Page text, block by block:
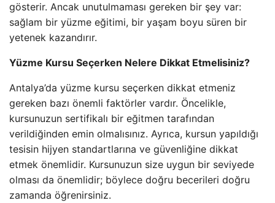
gösterir. Ancak unutulmaması gereken bir şey var:
sağlam bir yüzme eğitimi, bir yaşam boyu süren bir
yetenek kazandırır.
Yüzme Kursu Seçerken Nelere Dikkat Etmelisiniz?
Antalya’da yüzme kursu seçerken dikkat etmeniz
gereken bazı önemli faktörler vardır. Öncelikle,
kursunuzun sertifikalı bir eğitmen tarafından
verildiğinden emin olmalısınız. Ayrıca, kursun yapıldığı
tesisin hijyen standartlarına ve güvenliğine dikkat
etmek önemlidir. Kursunuzun size uygun bir seviyede
olması da önemlidir; böylece doğru becerileri doğru
zamanda öğrenirsiniz.